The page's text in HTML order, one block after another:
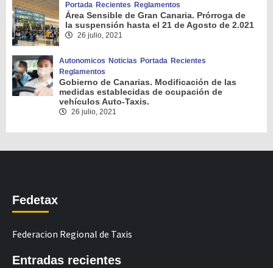
Portada Recientes Reglamentos
Área Sensible de Gran Canaria. Prórroga de
la suspensión hasta el 21 de Agosto de 2.021
26 julio, 2021
Autonomicos Noticias Portada Recientes
Reglamentos
Gobierno de Canarias. Modificación de las
medidas establecidas de ocupación de
vehículos Auto-Taxis.
26 julio, 2021
Fedetax
Federacion Regional de Taxis
Entradas recientes